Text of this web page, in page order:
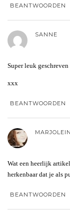
BEANTWOORDEN
SANNE
Super leuk
xxx
BEANTWOORDEN
Wat een heerlijk
herkenbaar dat je als
BEANTWOORDEN